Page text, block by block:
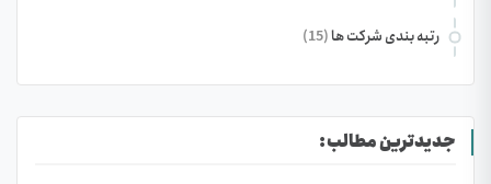
رتبه بندی شرکت ها(15)
جدیدترین مطالب: